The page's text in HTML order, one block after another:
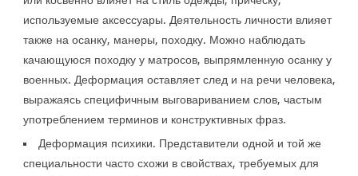
используемые аксессуары. Деятельность личности влияет
также на осанку, манеры, походку. Можно наблюдать
качающуюся походку у матросов, выпрямленную осанку у
военных. Деформация оставляет след и на речи человека,
выражаясь специфичным выговариванием слов, частым
употреблением терминов и конструктивных фраз.
Деформация психики. Представители одной и той же
специальности часто схожи в свойствах, требуемых для